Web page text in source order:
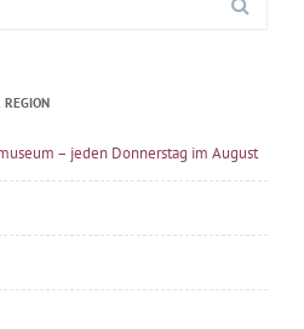
REGION
– jeden Donnerstag im August